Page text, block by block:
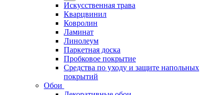
Искусственная трава
Кварцвинил
Ковролин
Ламинат
Линолеум
Паркетная доска
Пробковое покрытие
Средства по уходу и защите напольных
покрытий
Обои